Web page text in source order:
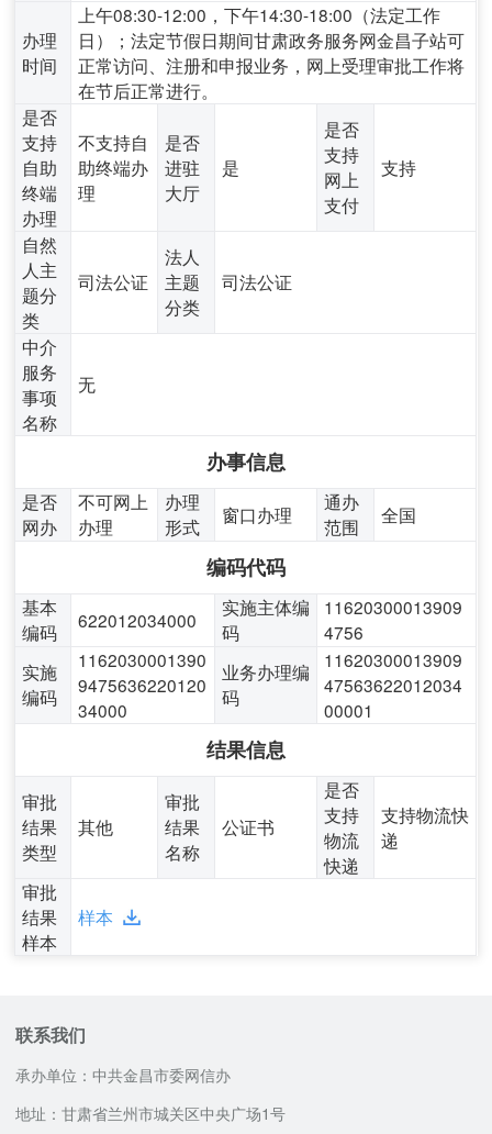
办理
时间
上午08:30-12:00，下午14:30-18:00（法定工作
日）；法定节假日期间甘肃政务服务网金昌子站可
正常访问、注册和申报业务，网上受理审批工作将
在节后正常进行。
是否
支持
自助
终端
办理
不支持自
助终端办
理
是否
进驻
大厅
是
是否
支持
网上
支付
支持
自然
人主
题分
类
司法公证
法人
主题
分类
司法公证
中介
服务
事项
名称
无
办事信息
是否
网办
不可网上
办理
办理
形式
窗口办理
通办
范围
全国
编码代码
基本
编码
622012034000
实施主体编
码
11620300013909
4756
实施
编码
1162030001390
9475636220120
34000
业务办理编
码
11620300013909
47563622012034
00001
结果信息
审批
结果
类型
其他
审批
结果
名称
公证书
是否
支持
物流
快递
支持物流快
递
审批
结果
样本
样本
联系我们
承办单位：中共金昌市委网信办
地址：甘肃省兰州市城关区中央广场1号